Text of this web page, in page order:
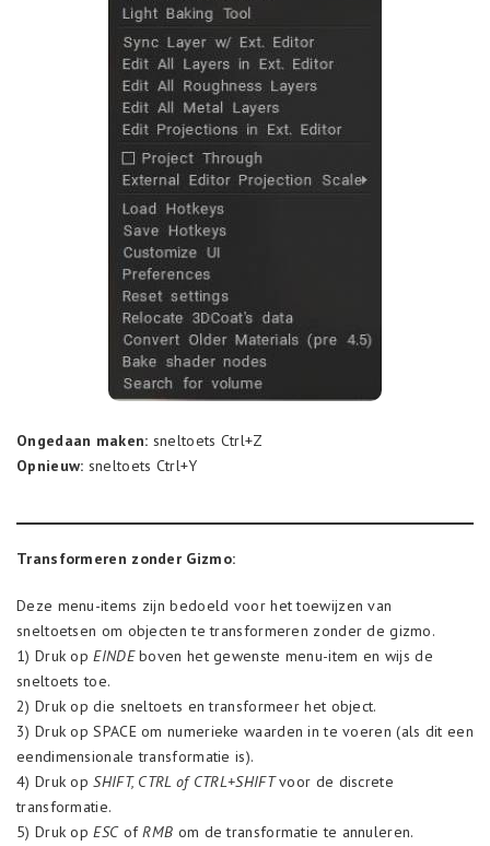
Ongedaan maken: sneltoets Ctrl+Z
Opnieuw: sneltoets Ctrl+Y
Transformeren zonder Gizmo:
Deze menu-items zijn bedoeld voor het toewijzen van
sneltoetsen om objecten te transformeren zonder de gizmo.
1) Druk opEINDEboven het gewenste menu-item en wijs de
sneltoets toe.
2) Druk op die sneltoets en transformeer het object.
3) Druk op SPACE om numerieke waarden in te voeren (als dit een
eendimensionale transformatie is).
4) Druk opSHIFT, CTRL of CTRL+SHIFTvoor de discrete
transformatie.
5) Druk opESCofRMB om de transformatie te annuleren.